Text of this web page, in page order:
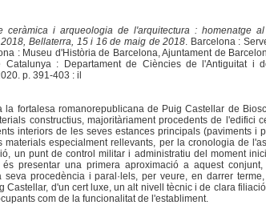
ceràmica i arqueologia de l'arquitectura : homenatge
Bellaterra, 15 i 16 de maig de 2018. Barcelona :
: Museu d'Història de Barcelona, Ajuntament de
Catalunya : Departament de Ciències de l'Antiguitat i
p. 391-403 : il
la fortalesa romanorepublicana de Puig Castellar de
constructius, majoritàriament procedents de l'edifici
interiors de les seves estances principals (paviments i
materials especialment rellevants, per la cronologia de
un punt de control militar i administratiu del moment
és presentar una primera aproximació a aquest
seva procedència i paral·lels, per veure, en darrer
Castellar, d'un cert luxe, un alt nivell tècnic i de clara
com de la funcionalitat de l'establiment.